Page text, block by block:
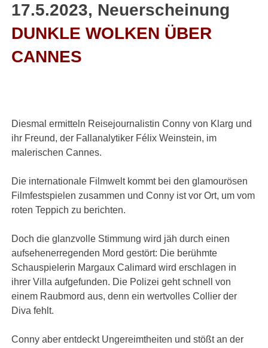
17.5.2023, Neuerscheinung
DUNKLE WOLKEN ÜBER
CANNES
Diesmal ermitteln Reisejournalistin Conny von Klarg und
ihr Freund, der Fallanalytiker Félix Weinstein, im
malerischen Cannes.
Die internationale Filmwelt kommt bei den glamourösen
Filmfestspielen zusammen und Conny ist vor Ort, um vom
roten Teppich zu berichten.
Doch die glanzvolle Stimmung wird jäh durch einen
aufsehenerregenden Mord gestört: Die berühmte
Schauspielerin Margaux Calimard wird erschlagen in
ihrer Villa aufgefunden. Die Polizei geht schnell von
einem Raubmord aus, denn ein wertvolles Collier der
Diva fehlt.
Conny aber entdeckt Ungereimtheiten und stößt an der